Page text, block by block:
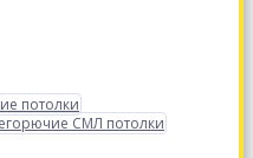
потолки
СМЛ потолки